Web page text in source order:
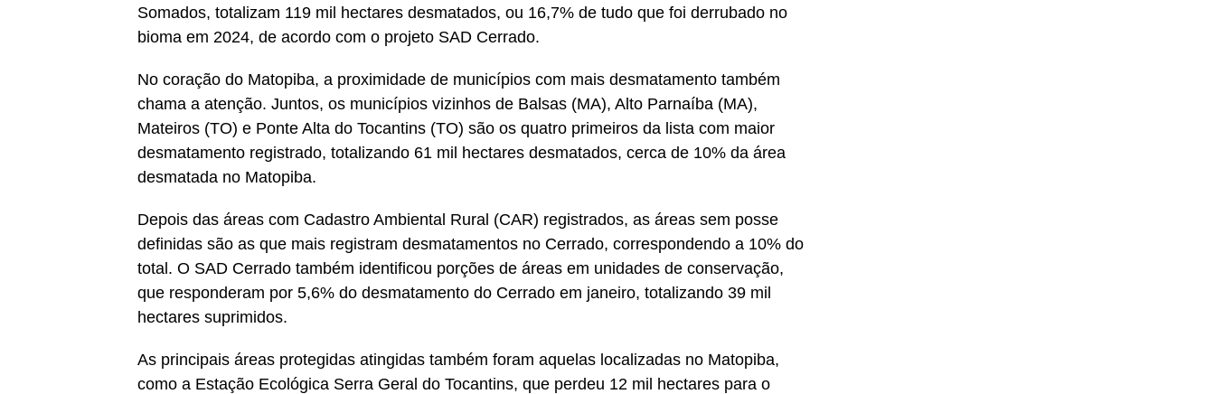
Somados, totalizam 119 mil hectares desmatados, ou 16,7% de tudo que foi derrubado no
bioma em 2024, de acordo com o projeto SAD Cerrado.
No coração do Matopiba, a proximidade de municípios com mais desmatamento também
chama a atenção. Juntos, os municípios vizinhos de Balsas (MA), Alto Parnaíba (MA),
Mateiros (TO) e Ponte Alta do Tocantins (TO) são os quatro primeiros da lista com maior
desmatamento registrado, totalizando 61 mil hectares desmatados, cerca de 10% da área
desmatada no Matopiba.
Depois das áreas com Cadastro Ambiental Rural (CAR) registrados, as áreas sem posse
definidas são as que mais registram desmatamentos no Cerrado, correspondendo a 10% do
total. O SAD Cerrado também identificou porções de áreas em unidades de conservação,
que responderam por 5,6% do desmatamento do Cerrado em janeiro, totalizando 39 mil
hectares suprimidos.
As principais áreas protegidas atingidas também foram aquelas localizadas no Matopiba,
como a Estação Ecológica Serra Geral do Tocantins, que perdeu 12 mil hectares para o